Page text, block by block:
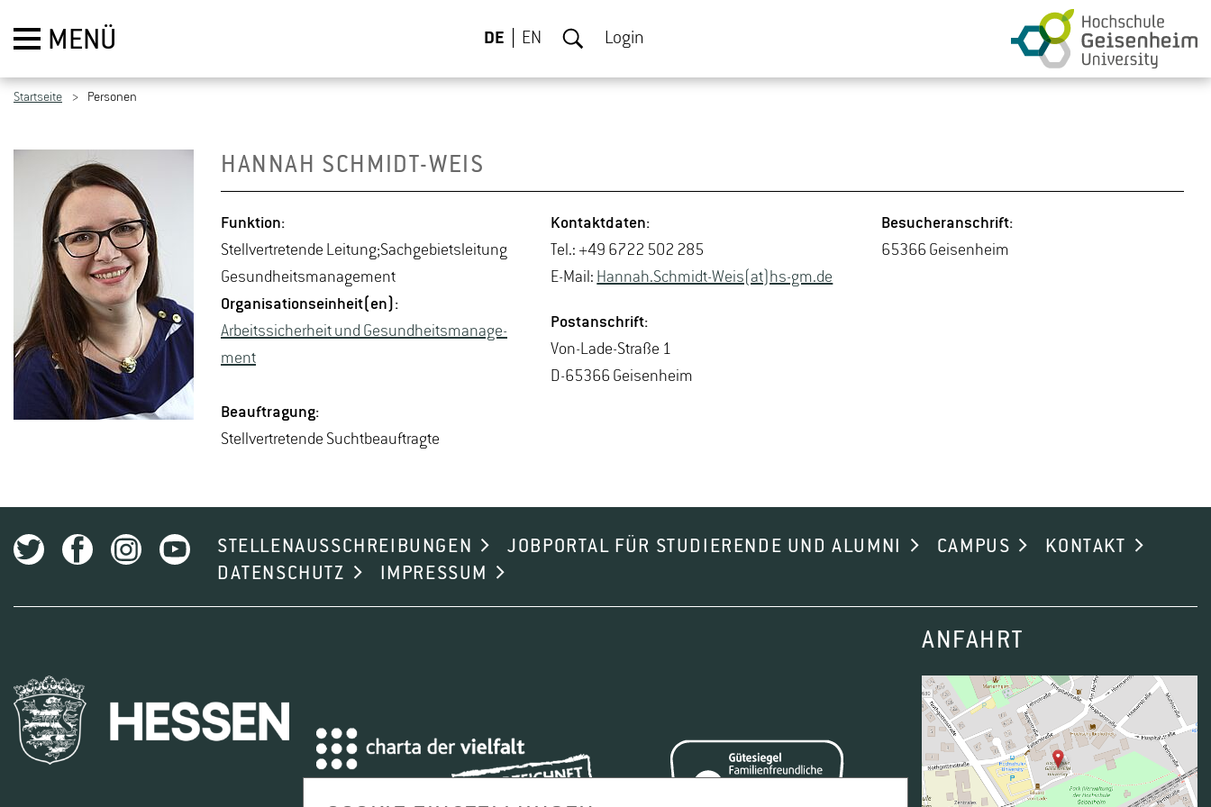
MENÜ DE EN Login
Startseite Personen
HAN­NAH SCHMIDT-WEIS
Funk­ti­on:
Stell­ver­tre­ten­de Lei­tung;Sach­ge­biets­lei­tung
Ge­sund­heits­ma­nage­ment
Or­ga­ni­sa­ti­ons­ein­heit(en):
Ar­beits­si­cher­heit und Ge­sund­heits­ma­nage­
ment
Be­auf­tra­gung:
Stell­ver­tre­ten­de Sucht­be­auf­trag­te
Kon­takt­da­ten:
Tel.: +49 6722 502 285
E-Mail: Han­nah.Schmidt-Weis(at)hs-​gm.​de
Post­an­schrift:
Von-La­de-Stra­ße 1
D-65366 Gei­sen­heim
Be­su­cher­an­schrift:
65366 Gei­sen­heim
STELLENAUSSCHREIBUNGEN JOBPORTAL FÜR STUDIERENDE UND ALUMNI CAMPUS
KONTAKT
DATENSCHUTZ
IMPRESSUM
ANFAHRT